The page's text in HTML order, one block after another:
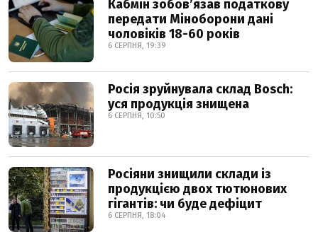
Кабмін зобовʼязав податкову
передати Міноборони дані
чоловіків 18-60 років
6 СЕРПНЯ, 19:39
Росія зруйнувала склад Bosch:
уся продукція знищена
6 СЕРПНЯ, 10:50
Росіяни знищили склади із
продукцією двох тютюнових
гігантів: чи буде дефіцит
6 СЕРПНЯ, 18:04